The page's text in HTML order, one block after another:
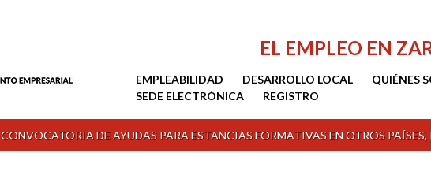
EL EMPLEO EN
EMPLEABILIDAD DESARROLLO LOCAL QUIÉNES
SEDE ELECTRÓNICA
REGISTRO
CONVOCATORIA DE AYUDAS PARA ESTANCIAS FORMATIVAS EN OTROS PAÍSES,